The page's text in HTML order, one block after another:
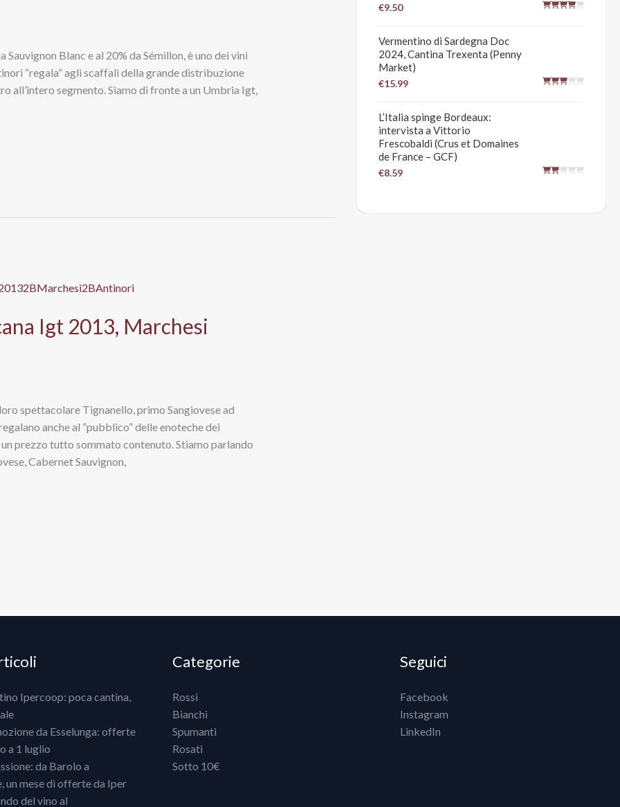
Blanc e al 20% da Sémillon, è uno dei vini
“regala” agli scaffali della grande distribuzione
all’intero segmento. Siamo di fronte a un Umbria Igt,
Igt 2013, Marchesi
spettacolare Tignanello, primo Sangiovese ad
anche al “pubblico” delle enoteche dei
prezzo tutto sommato contenuto. Stiamo parlando
Cabernet Sauvignon,
€9.50
Vermentino di Sardegna Doc
2024, Cantina Trexenta (Penny
Market)
€15.99
L’Italia spinge Bordeaux:
intervista a Vittorio
Frescobaldi (Crus et Domaines
de France – GCF)
€8.59
Ipercoop: poca cantina,
da Esselunga: offerte
a 1 luglio
da Barolo a
un mese di offerte da Iper
del vino al
Categorie
Rossi
Bianchi
Spumanti
Rosati
Sotto 10€
Seguici
Facebook
Instagram
LinkedIn